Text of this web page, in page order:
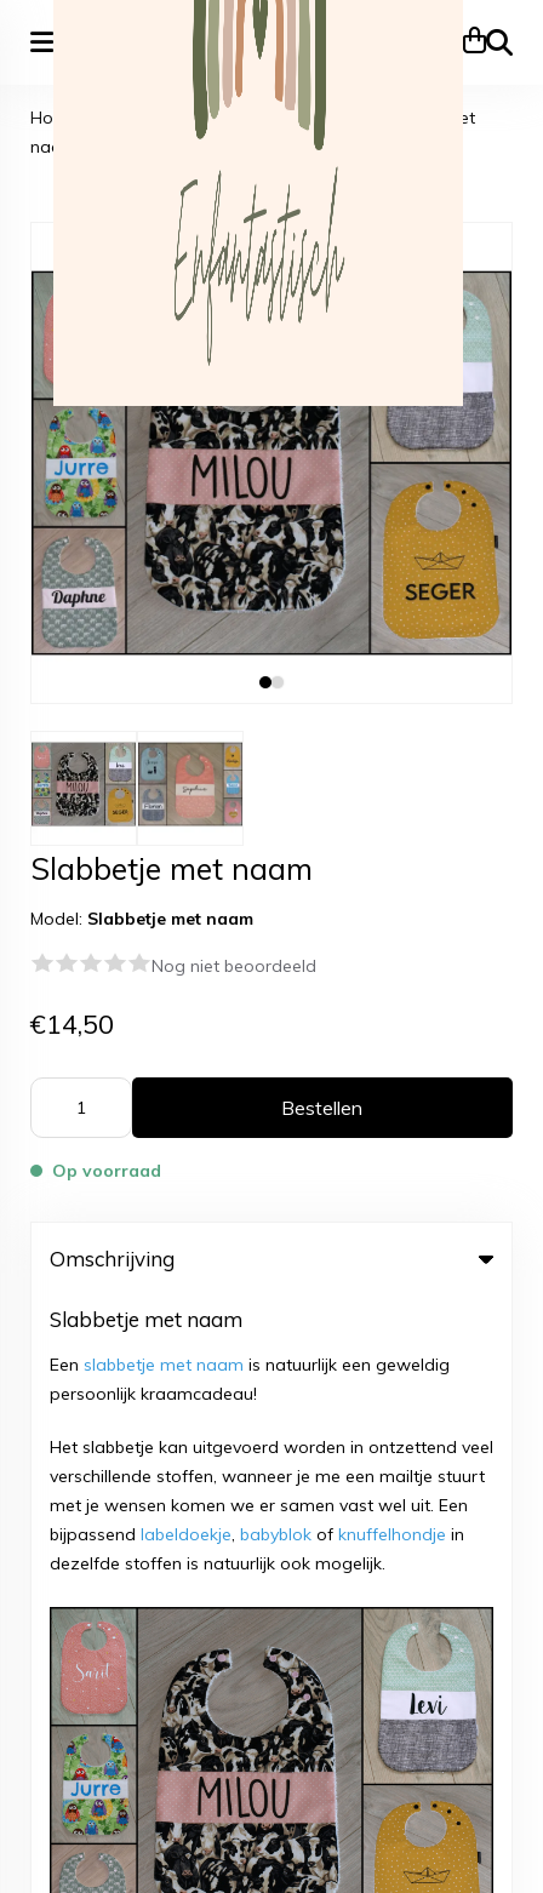
Zoeken
Home Kraamcadeautjes Slabbetjes
Slabbetje met
naam
Slabbetje met naam
Model: Slabbetje met naam
Nog niet beoordeeld
€14,50
Bestellen
Op voorraad
Omschrijving
Slabbetje met naam
Een slabbetje met naam is natuurlijk een geweldig
persoonlijk kraamcadeau!
Het slabbetje kan uitgevoerd worden in ontzettend veel
verschillende stoffen, wanneer je me een mailtje stuurt
met je wensen komen we er samen vast wel uit. Een
bijpassend labeldoekje, babyblok of knuffelhondje in
dezelfde stoffen is natuurlijk ook mogelijk.